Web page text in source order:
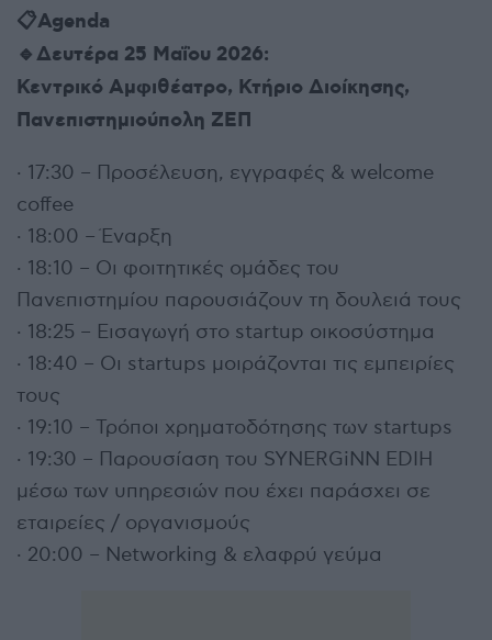
📋Agenda
🔹Δευτέρα 25 Μαΐου 2026:
Κεντρικό Αμφιθέατρο, Κτήριο Διοίκησης,
Πανεπιστημιούπολη ΖΕΠ
· 17:30 – Προσέλευση, εγγραφές & welcome
coffee
· 18:00 – Έναρξη
· 18:10 – Οι φοιτητικές ομάδες του
Πανεπιστημίου παρουσιάζουν τη δουλειά τους
· 18:25 – Εισαγωγή στο startup οικοσύστημα
· 18:40 – Οι startups μοιράζονται τις εμπειρίες
τους
· 19:10 – Τρόποι χρηματοδότησης των startups
· 19:30 – Παρουσίαση του SYNERGiNN EDIH
μέσω των υπηρεσιών που έχει παράσχει σε
εταιρείες / οργανισμούς
· 20:00 – Networking & ελαφρύ γεύμα